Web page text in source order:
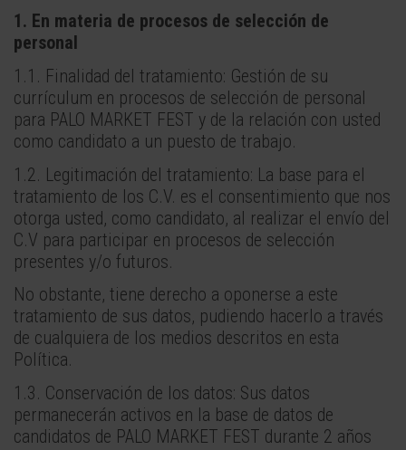
1. En materia de procesos de selección de
personal
1.1. Finalidad del tratamiento: Gestión de su
currículum en procesos de selección de personal
para PALO MARKET FEST y de la relación con usted
como candidato a un puesto de trabajo.
1.2. Legitimación del tratamiento: La base para el
tratamiento de los C.V. es el consentimiento que nos
otorga usted, como candidato, al realizar el envío del
C.V para participar en procesos de selección
presentes y/o futuros.
No obstante, tiene derecho a oponerse a este
tratamiento de sus datos, pudiendo hacerlo a través
de cualquiera de los medios descritos en esta
Política.
1.3. Conservación de los datos: Sus datos
permanecerán activos en la base de datos de
candidatos de PALO MARKET FEST durante 2 años